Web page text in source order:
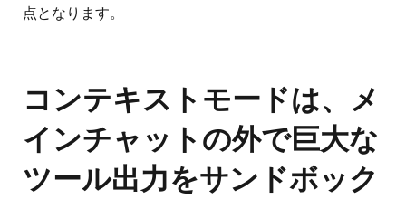
点となります。
コンテキストモードは、メ
インチャットの外で巨大な
ツール出力をサンドボック